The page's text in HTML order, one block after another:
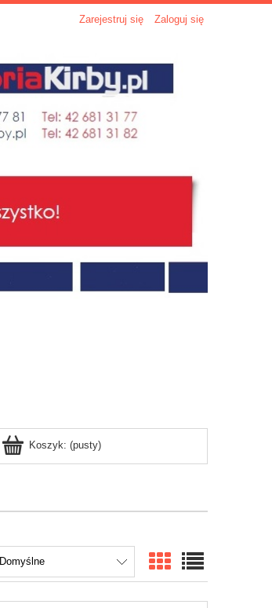
Zarejestruj się Zaloguj się
Koszyk: (pusty)